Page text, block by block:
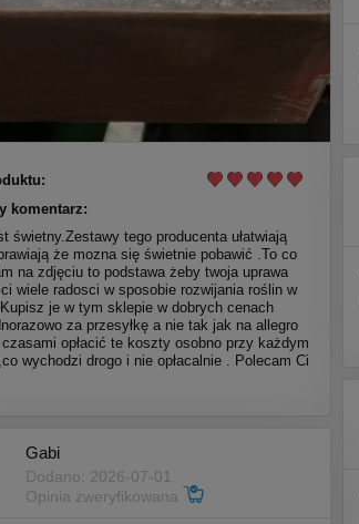
komentarz:
świetny.Zestawy tego producenta ułatwiają
że mozna się świetnie pobawić .To co
na zdjęciu to podstawa żeby twoja uprawa
wiele radosci w sposobie rozwijania roślin w
je w tym sklepie w dobrych cenach
za przesyłkę a nie tak jak na allegro
opłacić te koszty osobno przy każdym
wychodzi drogo i nie opłacalnie . Polecam Ci
Gabi
Dodano: 2026-07-01
Opinia zweryfikowana